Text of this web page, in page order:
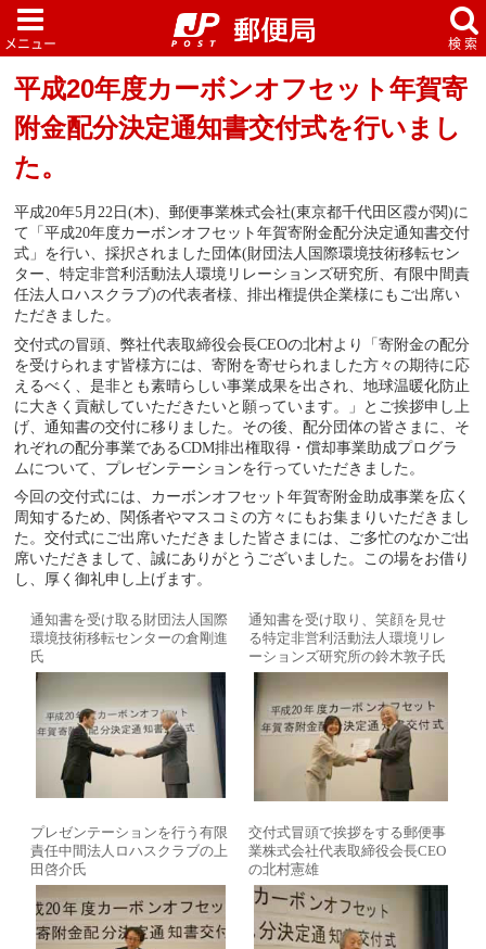
平成20年度カーボンオフセット年賀寄
附金配分決定通知書交付式を行いまし
た。
平成20年5月22日(木)、郵便事業株式会社(東京都千代田区霞が関)に
て「平成20年度カーボンオフセット年賀寄附金配分決定通知書交付
式」を行い、採択されました団体(財団法人国際環境技術移転セン
ター、特定非営利活動法人環境リレーションズ研究所、有限中間責
任法人ロハスクラブ)の代表者様、排出権提供企業様にもご出席い
ただきました。
交付式の冒頭、弊社代表取締役会長CEOの北村より「寄附金の配分
を受けられます皆様方には、寄附を寄せられました方々の期待に応
えるべく、是非とも素晴らしい事業成果を出され、地球温暖化防止
に大きく貢献していただきたいと願っています。」とご挨拶申し上
げ、通知書の交付に移りました。その後、配分団体の皆さまに、そ
れぞれの配分事業であるCDM排出権取得・償却事業助成プログラ
ムについて、プレゼンテーションを行っていただきました。
今回の交付式には、カーボンオフセット年賀寄附金助成事業を広く
周知するため、関係者やマスコミの方々にもお集まりいただきまし
た。交付式にご出席いただきました皆さまには、ご多忙のなかご出
席いただきまして、誠にありがとうございました。この場をお借り
し、厚く御礼申し上げます。
通知書を受け取る財団法人国際
環境技術移転センターの倉剛進
氏
通知書を受け取り、笑顔を見せ
る特定非営利活動法人環境リレ
ーションズ研究所の鈴木敦子氏
プレゼンテーションを行う有限
責任中間法人ロハスクラブの上
田啓介氏
交付式冒頭で挨拶をする郵便事
業株式会社代表取締役会長CEO
の北村憲雄